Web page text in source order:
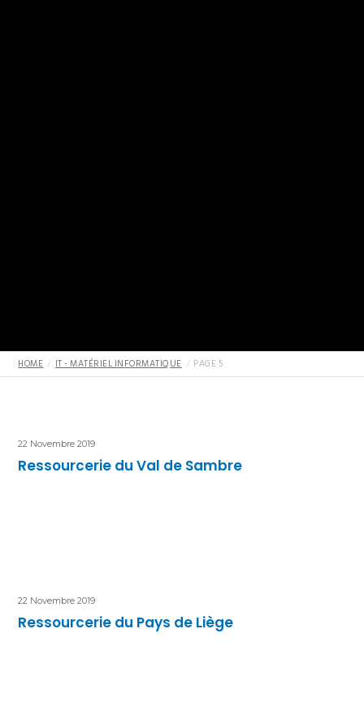
HOME IT - MATÉRIEL INFORMATIQUE PAGE 5
22 Novembre 2019
Ressourcerie du Val de Sambre
22 Novembre 2019
Ressourcerie du Pays de Liège